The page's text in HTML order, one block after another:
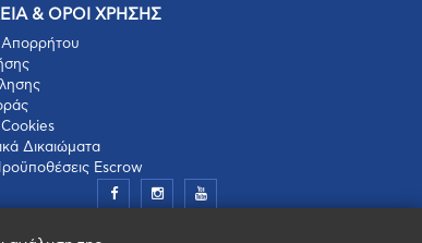
& ΟΡΟΙ ΧΡΗΣΗΣ
Απορρήτου
Cookies
Δικαιώματα
Escrow